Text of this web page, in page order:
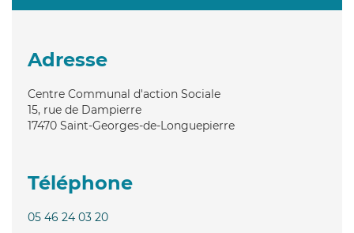
Adresse
Centre Communal d'action Sociale
15, rue de Dampierre
17470 Saint-Georges-de-Longuepierre
Téléphone
05 46 24 03 20